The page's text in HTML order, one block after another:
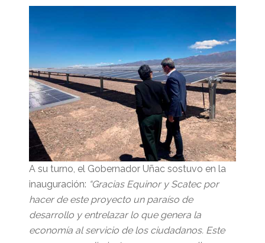
A su turno, el Gobernador Uñac sostuvo en la
inauguración: “Gracias Equinor y Scatec por
hacer de este proyecto un paraíso de
desarrollo y entrelazar lo que genera la
economía al servicio de los ciudadanos. Este